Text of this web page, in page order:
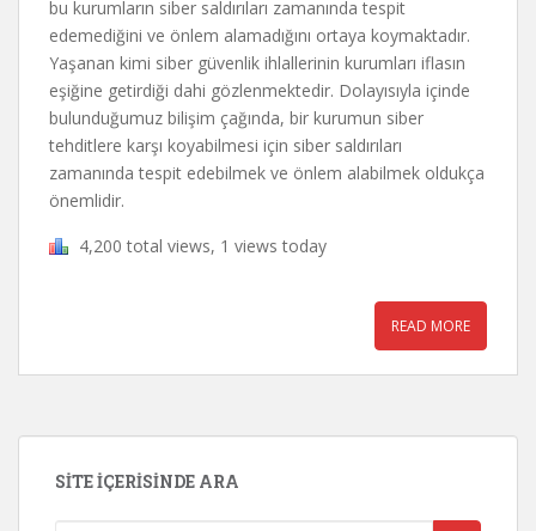
bu kurumların siber saldırıları zamanında tespit
edemediğini ve önlem alamadığını ortaya koymaktadır.
Yaşanan kimi siber güvenlik ihlallerinin kurumları iflasın
eşiğine getirdiği dahi gözlenmektedir. Dolayısıyla içinde
bulunduğumuz bilişim çağında, bir kurumun siber
tehditlere karşı koyabilmesi için siber saldırıları
zamanında tespit edebilmek ve önlem alabilmek oldukça
önemlidir.
4,200 total views, 1 views today
READ MORE
SITE İÇERISINDE ARA